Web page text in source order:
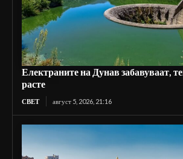
Електраните на Дунав забавуваат,
расте
СВЕТ август 5, 2026, 21:16